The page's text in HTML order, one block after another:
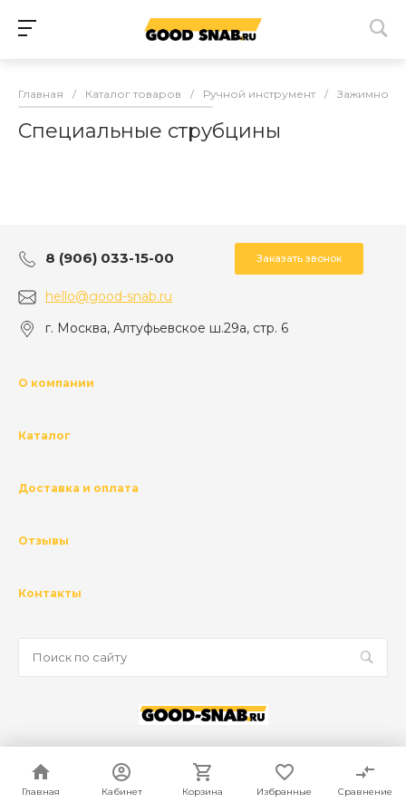
Главная Кабинет Корзина Избранные Сравнение
Главная Кабинет Корзина Избранные Сравнение
Главная / Каталог товаров / Ручной инструмент / Зажимной
Специальные струбцины
8 (906) 033-15-00 Заказать звонок
hello@good-snab.ru
г. Москва, Алтуфьевское ш.29а, стр. 6
О компании
Каталог
Доставка и оплата
Отзывы
Контакты
© 2026 ГК Базис, Все права защищены
Политика конфиденциальности